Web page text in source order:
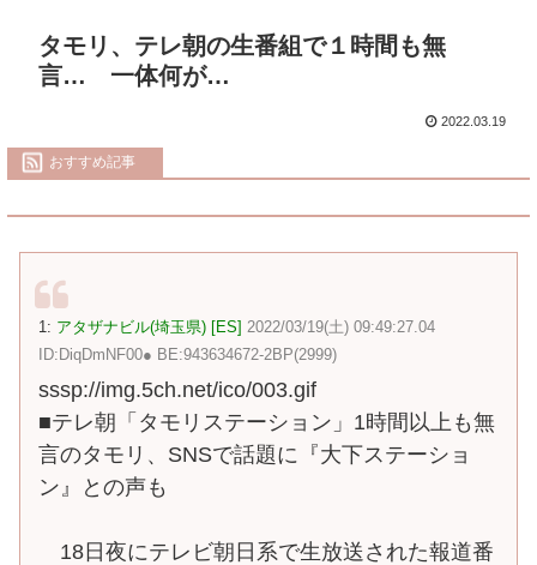
タモリ、テレ朝の生番組で１時間も無
言… 一体何が…
2022.03.19
おすすめ記事
1: アタザナビル(埼玉県) [ES] 2022/03/19(土) 09:49:27.04
ID:DiqDmNF00● BE:943634672-2BP(2999)
sssp://img.5ch.net/ico/003.gif
■テレ朝「タモリステーション」1時間以上も無
言のタモリ、SNSで話題に『大下ステーショ
ン』との声も
18日夜にテレビ朝日系で生放送された報道番